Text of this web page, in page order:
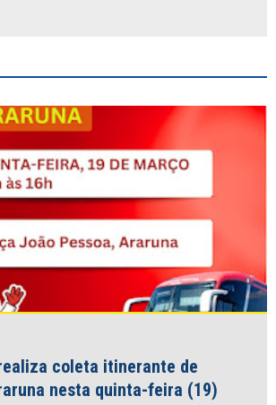
coleta itinerante de
nesta quinta-feira (19)